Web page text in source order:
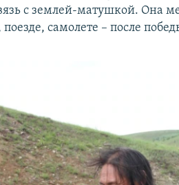
с землей-матушкой. Она
самолете – после